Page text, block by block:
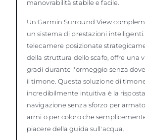
manovrabilità stabile e facile.
Un Garmin Surround View
un sistema di prestazioni intelligenti.
telecamere posizionate
della struttura dello scafo, offre una
gradi durante l'ormeggio senza
il timone. Questa soluzione di
incredibilmente intuitiva è la
navigazione senza sforzo per
armi o per coloro che
piacere della guida sull'acqua.